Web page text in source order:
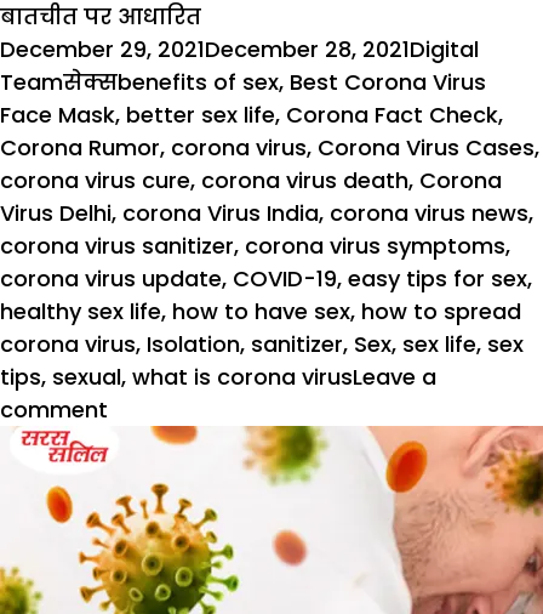
बातचीत पर आधारित
Posted
on
December 29, 2021December 28, 2021Author
Digital
TeamCategories
सेक्सTags
benefits of sex, Best Corona Virus
Face Mask, better sex life, Corona Fact Check,
Corona Rumor, corona virus, Corona Virus Cases,
corona virus cure, corona virus death, Corona
Virus Delhi, corona Virus India, corona virus news,
corona virus sanitizer, corona virus symptoms,
corona virus update, COVID-19, easy tips for sex,
healthy sex life, how to have sex, how to spread
corona virus, Isolation, sanitizer, Sex, sex life, sex
tips, sexual, what is corona virusLeave a
comment
कोरोना
समय
ऐसे
करें
सेफ